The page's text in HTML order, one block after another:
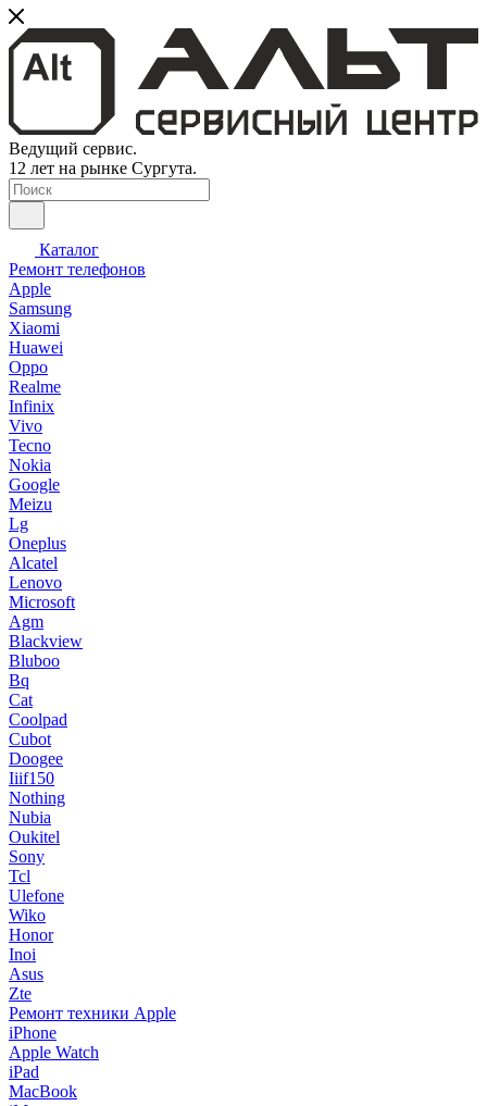
Ведущий сервис.
12 лет на рынке Сургута.
Каталог
Ремонт телефонов
Apple
Samsung
Xiaomi
Huawei
Oppo
Realme
Infinix
Vivo
Tecno
Nokia
Google
Meizu
Lg
Oneplus
Alcatel
Lenovo
Microsoft
Agm
Blackview
Bluboo
Bq
Cat
Coolpad
Cubot
Doogee
Iiif150
Nothing
Nubia
Oukitel
Sony
Tcl
Ulefone
Wiko
Honor
Inoi
Asus
Zte
Ремонт техники Apple
iPhone
Apple Watch
iPad
MacBook